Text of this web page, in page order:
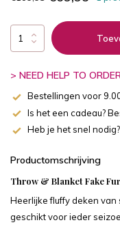
> NEED HELP TO
Bestellingen voor
Is het een cadeau?
Heb je het snel
Productomschrijving
Throw & Blanket Fake
Heerlijke fluffy deken van
geschikt voor ieder